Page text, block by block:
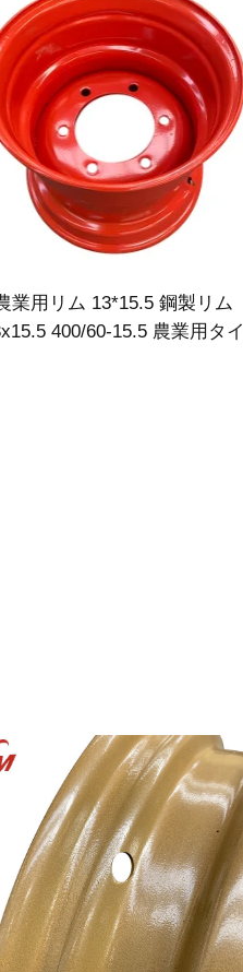
業用リム 13*15.5 鋼製リム
400/60-15.5 農業用タイ